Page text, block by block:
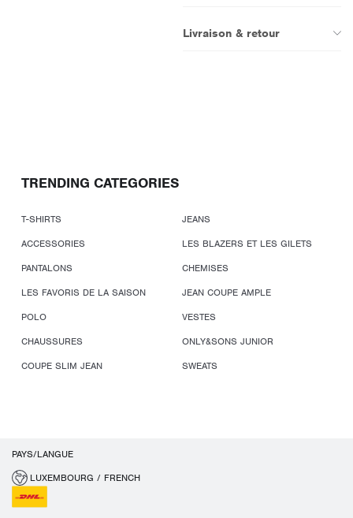
Livraison & retour
TRENDING CATEGORIES
T-SHIRTS
JEANS
ACCESSORIES
LES BLAZERS ET LES GILETS
PANTALONS
CHEMISES
LES FAVORIS DE LA SAISON
JEAN COUPE AMPLE
POLO
VESTES
CHAUSSURES
ONLY&SONS JUNIOR
COUPE SLIM JEAN
SWEATS
PAYS/LANGUE
LUXEMBOURG / FRENCH